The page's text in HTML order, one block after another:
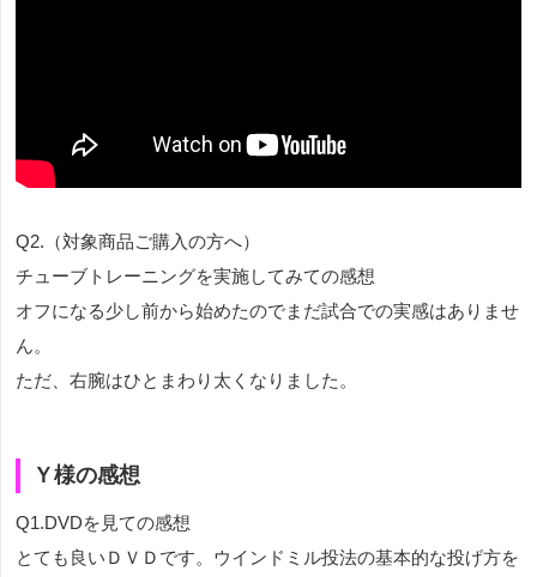
Q2.（対象商品ご購入の方へ）
チューブトレーニングを実施してみての感想
オフになる少し前から始めたのでまだ試合での実感はありませ
ん。
ただ、右腕はひとまわり太くなりました。
Ｙ様の感想
Q1.DVDを見ての感想
とても良いＤＶＤです。ウインドミル投法の基本的な投げ方を